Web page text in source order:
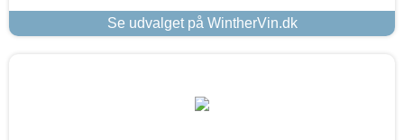
Se udvalget på WintherVin.dk